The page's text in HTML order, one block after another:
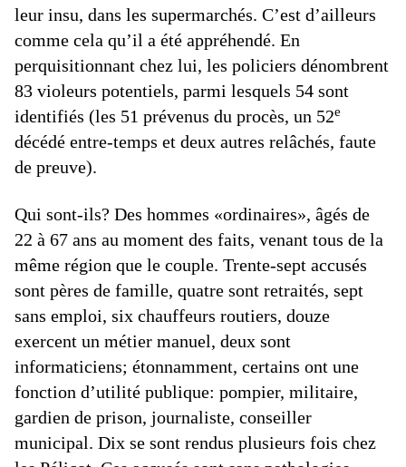
leur insu, dans les supermarchés. C’est d’ailleurs
comme cela qu’il a été appréhendé. En
perquisitionnant chez lui, les policiers dénombrent
83 violeurs potentiels, parmi lesquels 54 sont
identifiés (les 51 prévenus du procès, un 52e
décédé entre-temps et deux autres relâchés, faute
de preuve).
Qui sont-ils? Des hommes «ordinaires», âgés de
22 à 67 ans au moment des faits, venant tous de la
même région que le couple. Trente-sept accusés
sont pères de famille, quatre sont retraités, sept
sans emploi, six chauffeurs routiers, douze
exercent un métier manuel, deux sont
informaticiens; étonnamment, certains ont une
fonction d’utilité publique: pompier, militaire,
gardien de prison, journaliste, conseiller
municipal. Dix se sont rendus plusieurs fois chez